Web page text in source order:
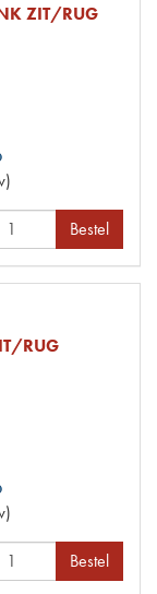
ZIT/RUG
Bestel
RUG
Bestel